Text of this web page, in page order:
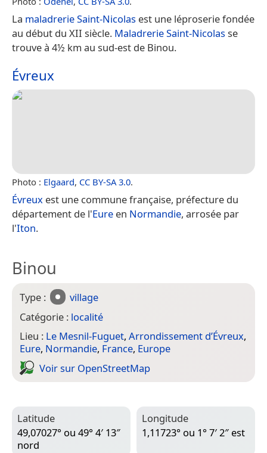
La maladrerie Saint-Nicolas est une léproserie fondée
au début du XII siècle. Maladrerie Saint-Nicolasse
trouve à 4½ km au sud-est de Binou.
Évreux
Photo : Elgaard, CC BY-SA 3.0.
Évreux est une commune française, préfecture du
département de l'Eure en Normandie, arrosée par
l'Iton.
Binou
Type :
village
Catégorie : localité
Lieu : Le Mesnil-Fuguet, Arrondissement d’Évreux,
Eure, Normandie, France, Europe
Voir sur Open­Street­Map
Latitude
49,07027° ou 49° 4′ 13″
nord
Longitude
1,11723° ou 1° 7′ 2″ est